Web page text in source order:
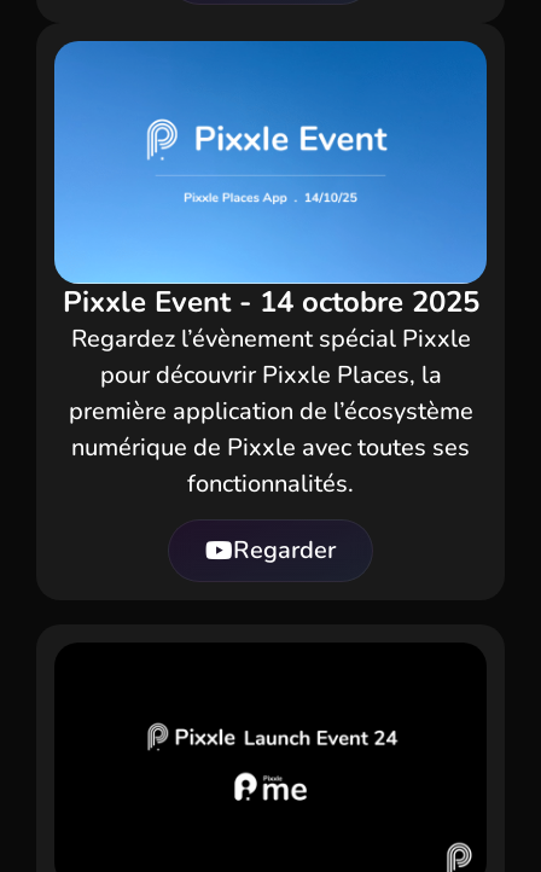
Pixxle Event - 14 octobre 2025
Regardez l’évènement spécial Pixxle
pour découvrir Pixxle Places, la
première application de l’écosystème
numérique de Pixxle avec toutes ses
fonctionnalités.
Regarder